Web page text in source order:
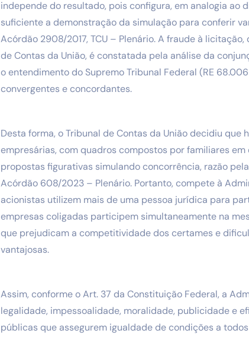
independe do resultado, pois configura, em analogia ao
suficiente a demonstração da simulação para conferir
Acórdão 2908/2017, TCU – Plenário. A fraude à
de Contas da União, é constatada pela análise da
o entendimento do Supremo Tribunal Federal (RE
convergentes e concordantes.
Desta forma, o Tribunal de Contas da União decidiu que
empresárias, com quadros compostos por familiares
propostas figurativas simulando concorrência, razão
Acórdão 608/2023 – Plenário. Portanto, compete à
acionistas utilizem mais de uma pessoa jurídica para
empresas coligadas participem simultaneamente na
que prejudicam a competitividade dos certames e
vantajosas.
Assim, conforme o Art. 37 da Constituição Federal, a
legalidade, impessoalidade, moralidade, publicidade e
públicas que assegurem igualdade de condições a